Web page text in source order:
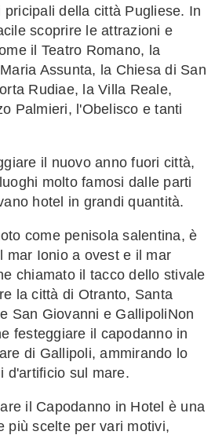
pricipali della città Pugliese. In
scoprire le attrazioni e
il Teatro Romano, la
Assunta, la Chiesa di San
Rudiae, la Villa Reale,
Palmieri, l'Obelisco e tanti
il nuovo anno fuori città,
molto famosi dalle parti
hotel in grandi quantità.
come penisola salentina, è
mar Ionio a ovest e il mar
chiamato il tacco dello stivale
la città di Otranto, Santa
San Giovanni e GallipoliNon
festeggiare il capodanno in
di Gallipoli, ammirando lo
d'artificio sul mare.
il Capodanno in Hotel è una
più scelte per vari motivi,